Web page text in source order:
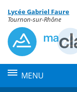
Menu de la rubrique
Contenu
Lycée Gabriel Faure
Tournon-sur-Rhône
MENU